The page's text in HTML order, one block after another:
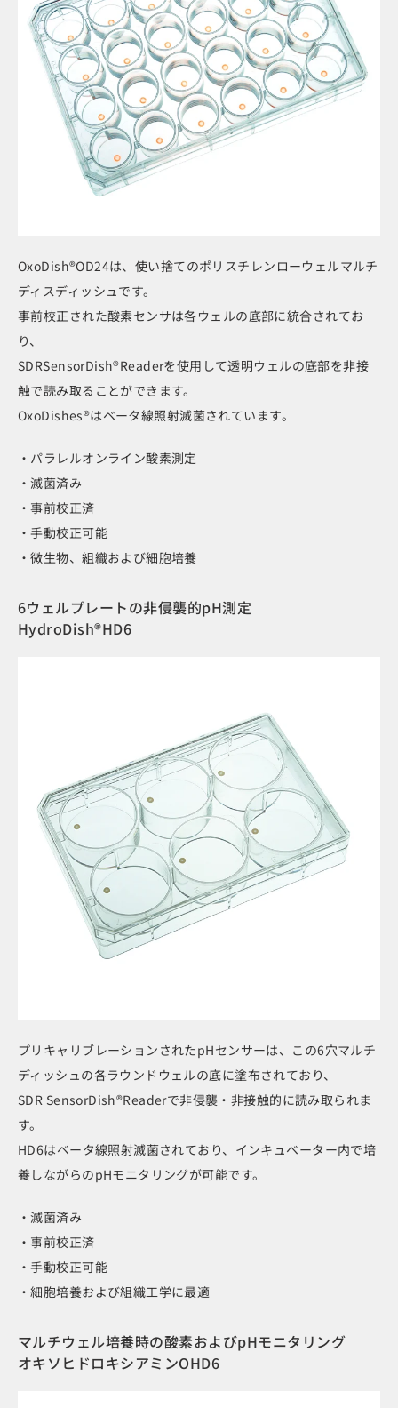
OxoDish®OD24は、使い捨てのポリスチレンローウェルマルチ
ディスディッシュです。
事前校正された酸素センサは各ウェルの底部に統合されてお
り、
SDRSensorDish®Readerを使用して透明ウェルの底部を非接
触で読み取ることができます。
OxoDishes®はベータ線照射滅菌されています。
・パラレルオンライン酸素測定
・滅菌済み
・事前校正済
・手動校正可能
・微生物、組織および細胞培養
6ウェルプレートの非侵襲的pH測定
HydroDish®HD6
プリキャリブレーションされたpHセンサーは、この6穴マルチ
ディッシュの各ラウンドウェルの底に塗布されており、
SDR SensorDish®Readerで非侵襲・非接触的に読み取られま
す。
HD6はベータ線照射滅菌されており、インキュベーター内で培
養しながらのpHモニタリングが可能です。
・滅菌済み
・事前校正済
・手動校正可能
・細胞培養および組織工学に最適
マルチウェル培養時の酸素およびpHモニタリング
オキソヒドロキシアミンOHD6